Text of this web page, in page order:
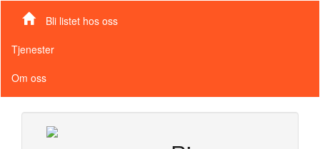
Bli listet hos oss
Tjenester
Om oss